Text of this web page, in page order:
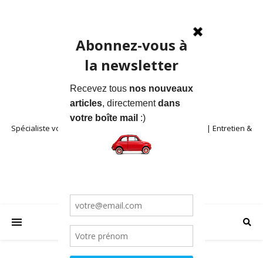
Spécialiste voitures anciennes en Provence | Location | Entretien &
Restauration | Blog